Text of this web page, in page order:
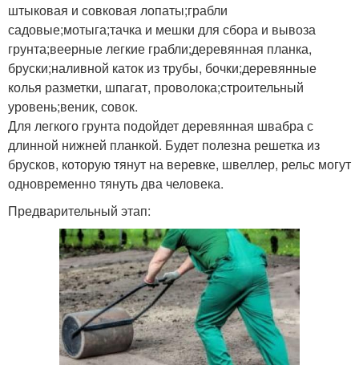
штыковая и совковая лопаты;грабли
садовые;мотыга;тачка и мешки для сбора и вывоза
грунта;веерные легкие грабли;деревянная планка,
бруски;наливной каток из трубы, бочки;деревянные
колья разметки, шпагат, проволока;строительный
уровень;веник, совок.
Для легкого грунта подойдет деревянная швабра с
длинной нижней планкой. Будет полезна решетка из
брусков, которую тянут на веревке, швеллер, рельс могут
одновременно тянуть два человека.
Предварительный этап: